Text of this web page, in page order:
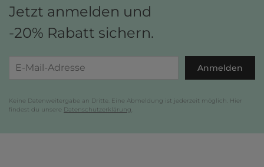
Jetzt anmelden und
-20% Rabatt sichern.
Anmelden
Keine Datenweitergabe an Dritte. Eine Abmeldung ist jederzeit möglich. Hier
findest du unsere Datenschutzerklärung